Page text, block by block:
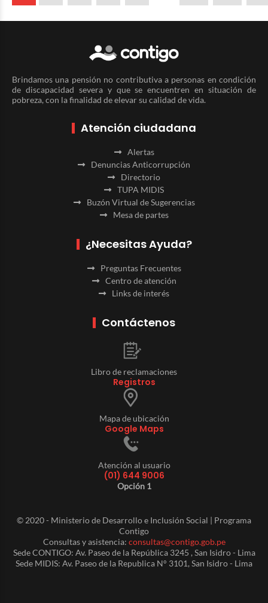
Brindamos una pensión no contributiva a personas en condición
de discapacidad severa y que se encuentren en situación de
pobreza, con la finalidad de elevar su calidad de vida.
Atención ciudadana
Alertas
Denuncias Anticorrupción
Directorio
TUPA MIDIS
Buzón Virtual de Sugerencias
Mesa de partes
¿Necesitas Ayuda?
Preguntas Frecuentes
Centro de atención
Links de interés
Contáctenos
Libro de reclamaciones
Registros
Mapa de ubicación
Google Maps
Atención al usuario
(01) 644 9006
Opción 1
© 2020 - Ministerio de Desarrollo e Inclusión Social | Programa
Contigo
Consultas y asistencia: consultas@contigo.gob.pe
Sede CONTIGO: Av. Paseo de la República 3245 , San Isidro - Lima
Sede MIDIS: Av. Paseo de la Republica N° 3101, San Isidro - Lima